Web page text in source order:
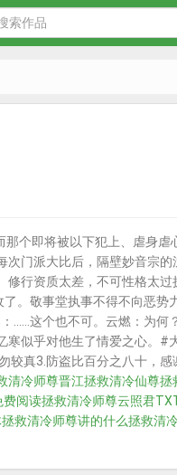
个即将被以下犯上、虐身
门派大比后，隔壁妙音宗的
行资质太差，不可性格太过
。敬事堂执事不得不向恶势
……这个也不可。云燃：为
似乎对他生了情爱之心。#
较真3.防盗比百分之八十，
清冷师尊晋江拯救清冷仙尊拯
费阅读拯救清冷师尊云照君
拯救清冷师尊讲的什么拯救清